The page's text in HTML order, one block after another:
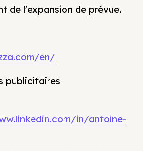
de l'expansion de prévue.
en/
publicitaires
in/antoine-